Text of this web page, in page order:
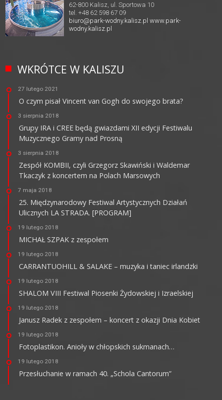
62-800 Kalisz, ul. Sportowa 10
tel. +48 62 598 67 09
biuro@park-wodny.kalisz.pl www.park-
wodny.kalisz.pl
WKRÓTCE W KALISZU
27 lutego 2021
O czym pisał Vincent van Gogh do swojego brata?
3 sierpnia 2018
Grupy IRA i CREE będą gwiazdami XII edycji Festiwalu
Muzycznego Gramy nad Prosną
3 sierpnia 2018
Zespół KOMBII, czyli Grzegorz Skawiński i Waldemar
Tkaczyk z koncertem na Polach Marsowych
7 maja 2018
25. Międzynarodowy Festiwal Artystycznych Działań
Ulicznych LA STRADA. [PROGRAM]
19 lutego 2018
MICHAŁ SZPAK z zespołem
19 lutego 2018
CARRANTUOHILL & SALAKE – muzyka i taniec irlandzki
19 lutego 2018
SHALOM VIII Festiwal Piosenki Żydowskiej i Izraelskiej
19 lutego 2018
Janusz Radek z zespołem – koncert z okazji Dnia Kobiet
19 lutego 2018
Fotoplastikon. Anioły w chłopskich sukmanach…
19 lutego 2018
Przesłuchanie w ramach 40. „Schola Cantorum”